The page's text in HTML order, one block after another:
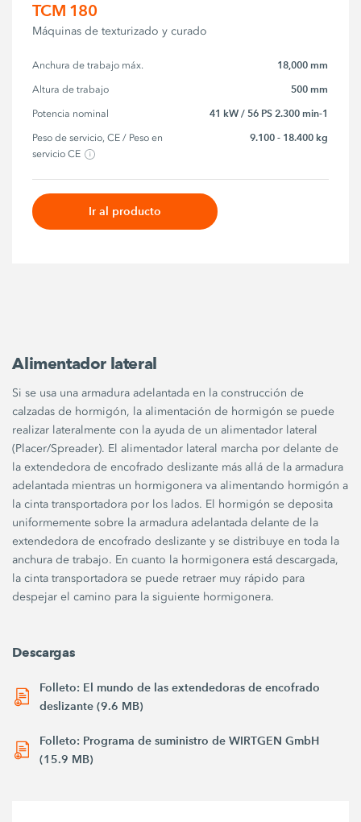
TCM 180
Máquinas de texturizado y curado
Anchura de trabajo máx. 18,000 mm
Altura de trabajo 500 mm
Potencia nominal 41 kW / 56 PS 2.300 min-1
Peso de servicio, CE / Peso en
servicio CE
9.100 - 18.400 kg
Ir al producto
Alimentador lateral
Si se usa una armadura adelantada en la construcción de
calzadas de hormigón, la alimentación de hormigón se puede
realizar lateralmente con la ayuda de un alimentador lateral
(Placer/Spreader). El alimentador lateral marcha por delante de
la extendedora de encofrado deslizante más allá de la armadura
adelantada mientras un hormigonera va alimentando hormigón a
la cinta transportadora por los lados. El hormigón se deposita
uniformemente sobre la armadura adelantada delante de la
extendedora de encofrado deslizante y se distribuye en toda la
anchura de trabajo. En cuanto la hormigonera está descargada,
la cinta transportadora se puede retraer muy rápido para
despejar el camino para la siguiente hormigonera.
Descargas
Folleto: El mundo de las extendedoras de encofrado
deslizante (9.6 MB)
Folleto: Programa de suministro de WIRTGEN GmbH
(15.9 MB)